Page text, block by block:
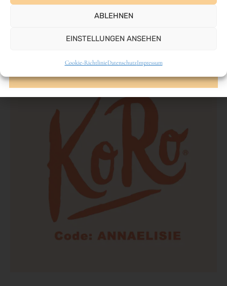
ABLEHNEN
EINSTELLUNGEN ANSEHEN
Cookie-RichtlinieDatenschutzImpressum